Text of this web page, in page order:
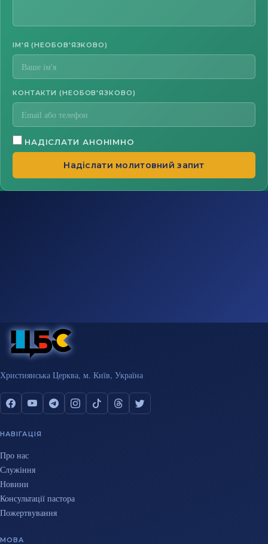
ІМ'Я (НЕОБОВ'ЯЗКОВО)
КОНТАКТИ (НЕОБОВ'ЯЗКОВО)
НАДІСЛАТИ АНОНІМНО
Надіслати молитовний запит
Християнська Церква, м. Київ, Україна
НАВІГАЦІЯ
Про нас
Служіння
Новини
Консультації пастора
Пожертвування
МОВА